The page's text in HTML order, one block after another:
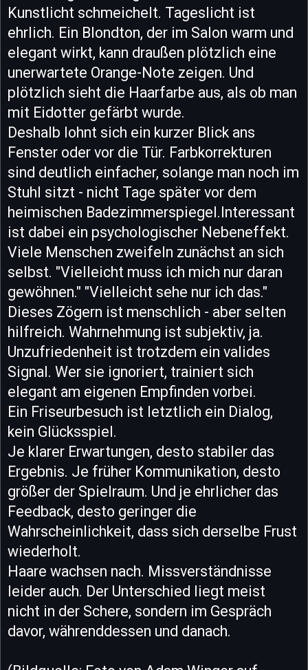
Kunstlicht schmeichelt. Tageslicht ist
ehrlich. Ein Blondton, der im Salon warm und
elegant wirkt, kann draußen plötzlich eine
unerwartete Orange-Note zeigen. Und
plötzlich sieht die Haarfarbe aus, als ob man
mit Eidotter gefärbt wurde.
Deshalb lohnt sich ein kurzer Blick ans
Fenster oder vor die Tür. Farbkorrekturen
sind deutlich einfacher, solange man noch im
Stuhl sitzt - nicht Tage später vor dem
heimischen Badezimmerspiegel.Interessant
ist dabei ein psychologischer Nebeneffekt.
Viele Menschen zweifeln zunächst an sich
selbst. "Vielleicht muss ich mich nur daran
gewöhnen." "Vielleicht sehe nur ich das."
Dieses Zögern ist menschlich - aber selten
hilfreich. Wahrnehmung ist subjektiv, ja.
Unzufriedenheit ist trotzdem ein valides
Signal. Wer sie ignoriert, trainiert sich
elegant am eigenen Empfinden vorbei.
Ein Friseurbesuch ist letztlich ein Dialog,
kein Glücksspiel.
Je klarer Erwartungen, desto stabiler das
Ergebnis. Je früher Kommunikation, desto
größer der Spielraum. Und je ehrlicher das
Feedback, desto geringer die
Wahrscheinlichkeit, dass sich derselbe Frust
wiederholt.
Haare wachsen nach. Missverständnisse
leider auch. Der Unterschied liegt meist
nicht in der Schere, sondern im Gespräch
davor, währenddessen und danach.